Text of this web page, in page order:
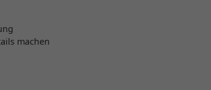
machen